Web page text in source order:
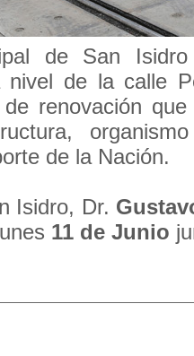
de San
de la calle
renovación que
de la Nación.
Isidro, Dr.
11 de Junio